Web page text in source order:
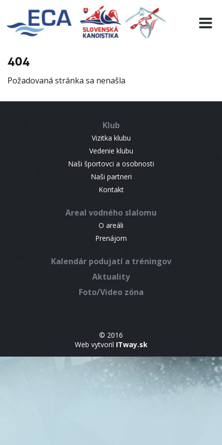
404
Požadovaná stránka sa nenašla
Klub
Vizitka klubu
Vedenie klubu
Naši športovci a osobnosti
Naši partneri
Kontakt
Areal vodného slalomu
O areáli
Prenájom
Kalendár podujatí a tréningov
Aktuality
Foto/Video zóna
© 2016
Web vytvoril ITway.sk
EURO 19
INFO
RESULTS
CONTACT